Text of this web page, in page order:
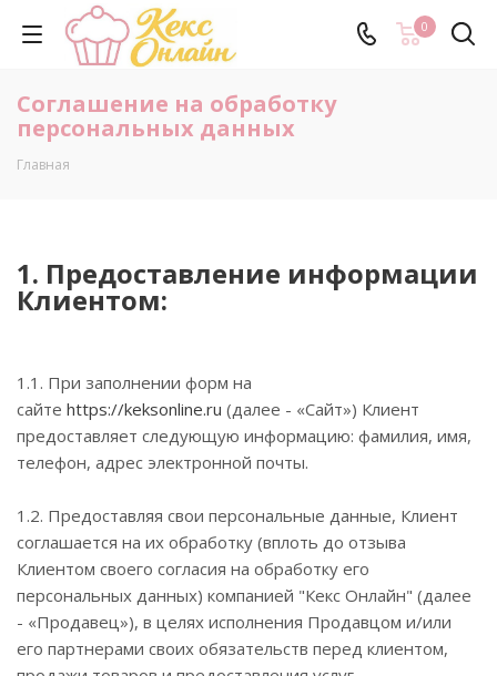
0
Соглашение на обработку
персональных данных
Главная
1. Предоставление информации
Клиентом:
1.1. При заполнении форм на
сайте https://keksonline.ru (далее - «Сайт») Клиент
предоставляет следующую информацию: фамилия, имя,
телефон, адрес электронной почты.
1.2. Предоставляя свои персональные данные, Клиент
соглашается на их обработку (вплоть до отзыва
Клиентом своего согласия на обработку его
персональных данных) компанией "Кекс Онлайн" (далее
- «Продавец»), в целях исполнения Продавцом и/или
его партнерами своих обязательств перед клиентом,